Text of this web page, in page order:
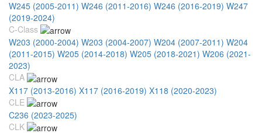
W245 (2005-2011) W246 (2011-2016) W246 (2016-2019) W247
(2019-2024)
C-Class
W203 (2000-2004) W203 (2004-2007) W204 (2007-2011) W204
(2011-2015) W205 (2014-2018) W205 (2018-2021) W206 (2021-
2023)
CLA
X117 (2013-2016) X117 (2016-2019) X118 (2020-2023)
CLE
C236 (2023-2025)
CLK